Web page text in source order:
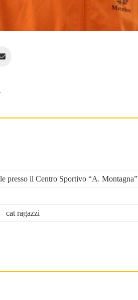
presso il Centro Sportivo “A. Montagna”
cat ragazzi